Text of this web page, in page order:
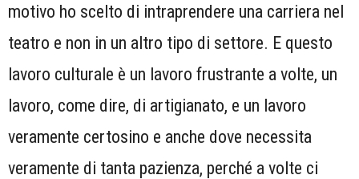
motivo ho scelto di intraprendere una carriera nel
teatro e non in un altro tipo di settore. E questo
lavoro culturale è un lavoro frustrante a volte, un
lavoro, come dire, di artigianato, e un lavoro
veramente certosino e anche dove necessita
veramente di tanta pazienza, perché a volte ci